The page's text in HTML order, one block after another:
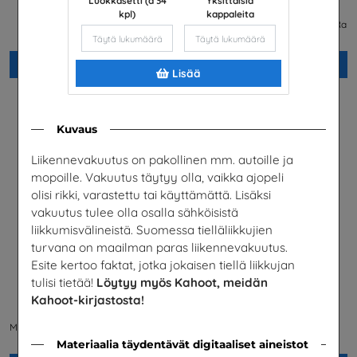
kpl)
kappaleita
Lisää
Kuvaus
Liikennevakuutus on pakollinen mm. autoille ja
mopoille. Vakuutus täytyy olla, vaikka ajopeli
olisi rikki, varastettu tai käyttämättä. Lisäksi
vakuutus tulee olla osalla sähköisistä
liikkumisvälineistä. Suomessa tielläliikkujien
turvana on maailman paras liikennevakuutus.
Esite kertoo faktat, jotka jokaisen tiellä liikkujan
tulisi tietää! Löytyy myös Kahoot, meidän
Kahoot-kirjastosta!
Materiaalia täydentävät digitaaliset aineistot
Suomen Palautuspakkaus OY
Lisää
selkokielinen esite
Matkailu- ja Ravintolapalvelut MaRa
ry
Lisää
Mahdollisuuksien ala -
Matkailu- ja Ravintolapalvelut MaRa
ry